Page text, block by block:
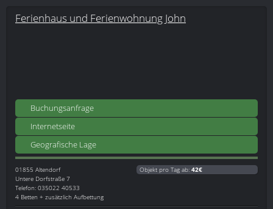
Ferienhaus und Ferienwohnung John
Buchungsanfrage
Internetseite
Geografische Lage
01855 Altendorf
Untere Dorfstraße 7
Telefon: 035022 40533
4 Betten + zusätzlich Aufbettung
Objekt pro Tag ab: 42€